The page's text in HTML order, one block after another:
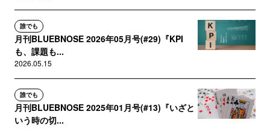
誰でも
月刊BLUEBNOSE 2026年05月号(#29)『KPI
も、課題も...
2026.05.15
誰でも
月刊BLUEBNOSE 2025年01月号(#13)『いざと
いう時の切...